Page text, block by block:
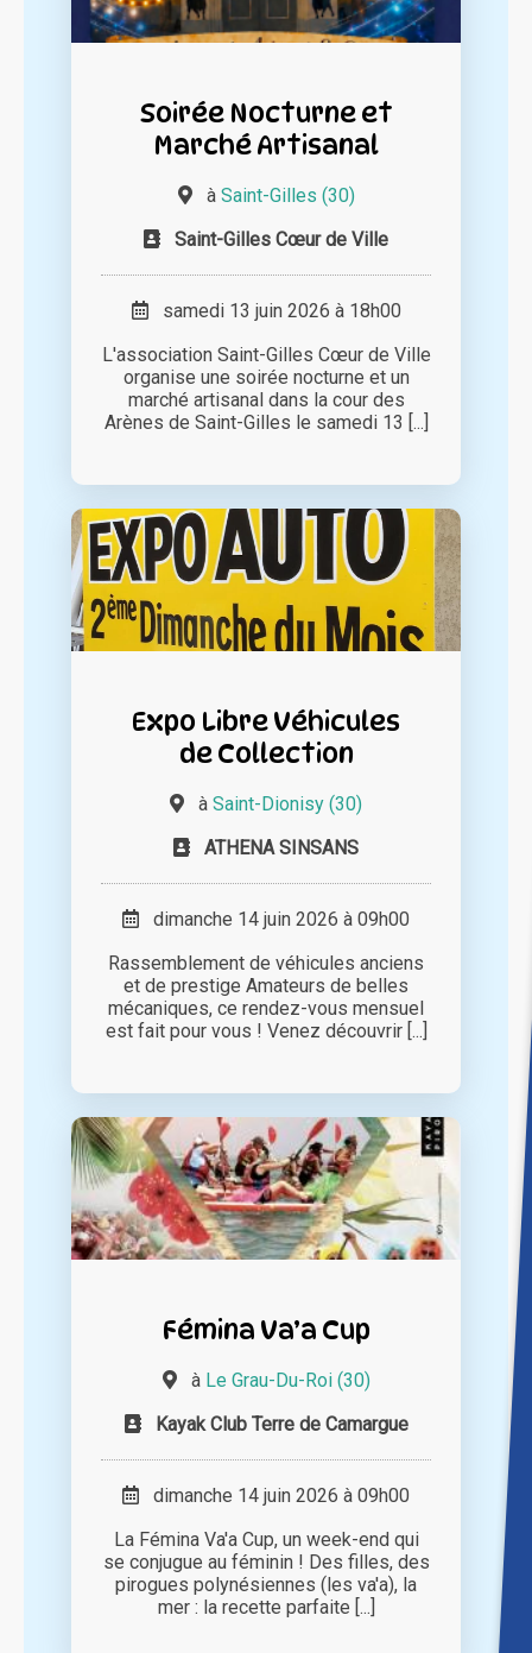
Soirée Nocturne et
Marché Artisanal
à Saint-Gilles (30)
Saint-Gilles Cœur de Ville
samedi 13 juin 2026 à 18h00
L'association Saint-Gilles Cœur de Ville
organise une soirée nocturne et un
marché artisanal dans la cour des
Arènes de Saint-Gilles le samedi 13 [...]
Expo Libre Véhicules
de Collection
à Saint-Dionisy (30)
ATHENA SINSANS
dimanche 14 juin 2026 à 09h00
Rassemblement de véhicules anciens
et de prestige Amateurs de belles
mécaniques, ce rendez-vous mensuel
est fait pour vous ! Venez découvrir [...]
Fémina Va’a Cup
à Le Grau-Du-Roi (30)
Kayak Club Terre de Camargue
dimanche 14 juin 2026 à 09h00
La Fémina Va'a Cup, un week-end qui
se conjugue au féminin ! Des filles, des
pirogues polynésiennes (les va'a), la
mer : la recette parfaite [...]